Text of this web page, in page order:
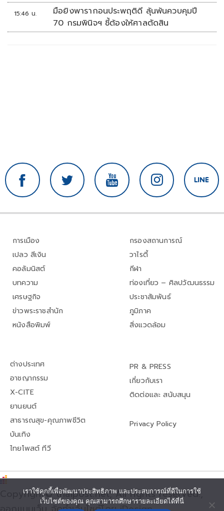
15:46 น.
มือยิงพารากอนประพฤติดี ลุ้นพ้นควบคุมปี
70 กรมพินิจฯ ชี้ต้องให้ศาลตัดสิน
การเมือง
เปลว สีเงิน
คอลัมนิสต์
บทความ
เศรษฐกิจ
ข่าวพระราชสำนัก
หนังสือพิมพ์
กรองสถานการณ์
วาไรตี้
กีฬา
ท่องเที่ยว – ศิลปวัฒนธรรม
ประชาสัมพันธ์
ภูมิภาค
สิ่งแวดล้อม
ต่างประเทศ
อาชญากรรม
X-CITE
ยานยนต์
สาธารณสุข-คุณภาพชีวิต
บันเทิง
ไทยโพสต์ ทีวี
PR & PRESS
เกี่ยวกับเรา
ติดต่อและ สนับสนุน
Privacy Policy
Copyright© thaipost.net, All rights reserved.,
เราใช้คุกกี้เพื่อพัฒนาประสิทธิภาพ และประสบการณ์ที่ดีในการใช้
เว็บไซต์ของคุณ คุณสามารถศึกษารายละเอียดได้ที่นี่